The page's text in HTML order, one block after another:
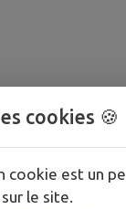
cookies 🍪
cookie est un
le site.